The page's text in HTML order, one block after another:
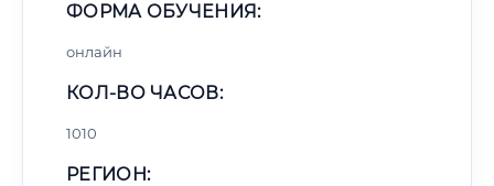
ФОРМА ОБУЧЕНИЯ:
онлайн
КОЛ-ВО ЧАСОВ:
1010
РЕГИОН: